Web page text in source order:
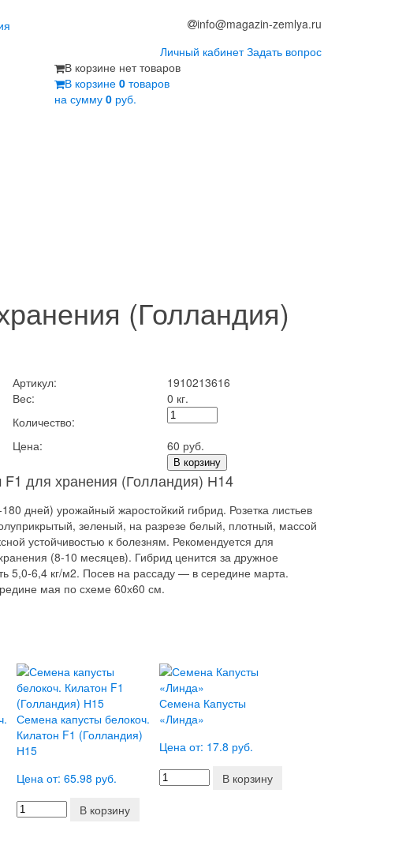
info@magazin-zemlya.ru
Личный кабинет Задать вопрос
В корзине нет товаров
В корзине 0 товаров
на сумму 0 руб.
(Голландия)
Артикул:
1910213616
Вес:
0 кг.
Количество:
Цена:
60 руб.
В корзину
для хранения (Голландия) Н14
дней) урожайный жаростойкий гибрид. Розетка листьев
зеленый, на разрезе белый, плотный, массой
устойчивостью к болезням. Рекомендуется для
(8-10 месяцев). Гибрид ценится за дружное
5,0-6,4 кг/м2. Посев на рассаду — в середине марта.
мая по схеме 60х60 см.
Семена капусты белокоч.
Килатон F1 (Голландия)
Н15
Цена от: 65.98 руб.
В корзину
Семена Капусты
«Линда»
Цена от: 17.8 руб.
В корзину